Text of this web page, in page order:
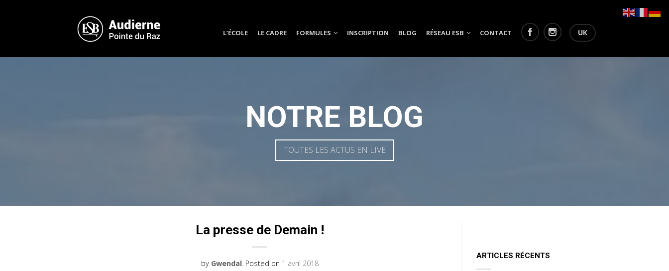
L’ÉCOLE LE CADRE FORMULES INSCRIPTION BLOG RÉSEAU ESB CONTACT UK
NOTRE BLOG
TOUTES LES ACTUS EN LIVE
La presse de Demain !
by Gwendal.Posted on 1 avril 2018
ARTICLES RÉCENTS